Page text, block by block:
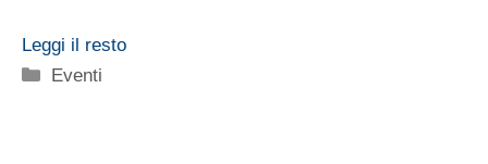
Leggi il resto
Categorie
Eventi